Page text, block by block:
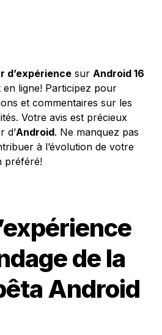
d’expérience sur Android 16
en ligne! Participez pour
et commentaires sur les
Votre avis est précieux
d’Android. Ne manquez pas
à l’évolution de votre
préféré!
de la
Android